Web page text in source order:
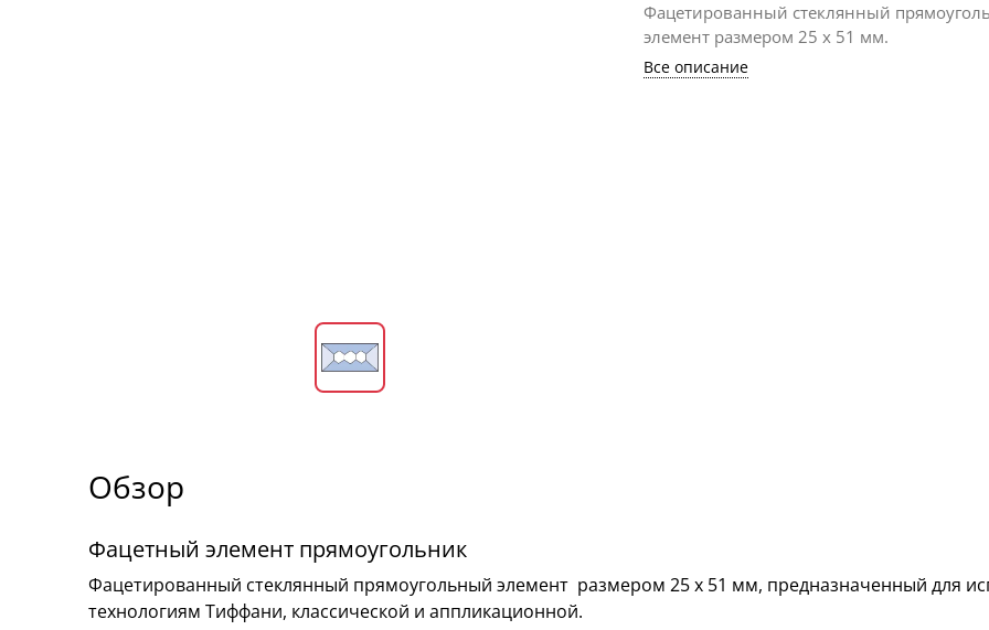
Фацетированный стеклянный
элемент размером 25 х 51 мм.
Все описание
Обзор
Фацетный элемент прямоугольник
Фацетированный стеклянный прямоугольный элемент размером 25 х 51 мм, предназначенный для
технологиям Тиффани, классической и аппликационной.